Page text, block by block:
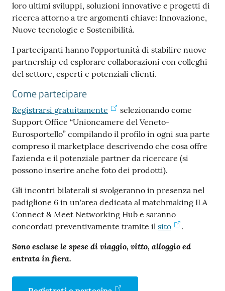
Servizi
online
Contatti
Newsle
tter
Sala
Stampa
Seguici
su
loro ultimi sviluppi, soluzioni innovative e progetti di
ricerca attorno a tre argomenti chiave: Innovazione,
Nuove tecnologie e Sostenibilità.
I partecipanti hanno l'opportunità di stabilire nuove
partnership ed esplorare collaborazioni con colleghi
del settore, esperti e potenziali clienti.
Come partecipare
Registrarsi gratuitamente
selezionando come
Support Office “Unioncamere del Veneto-
Eurosportello” compilando il profilo in ogni sua parte
compreso il marketplace descrivendo che cosa offre
l’azienda e il potenziale partner da ricercare (si
possono inserire anche foto dei prodotti).
Gli incontri bilaterali si svolgeranno in presenza nel
padiglione 6 in un'area dedicata al matchmaking ILA
Connect & Meet Networking Hub e saranno
concordati preventivamente tramite il sito .
Sono escluse le spese di viaggio, vitto, alloggio ed
entrata in fiera.